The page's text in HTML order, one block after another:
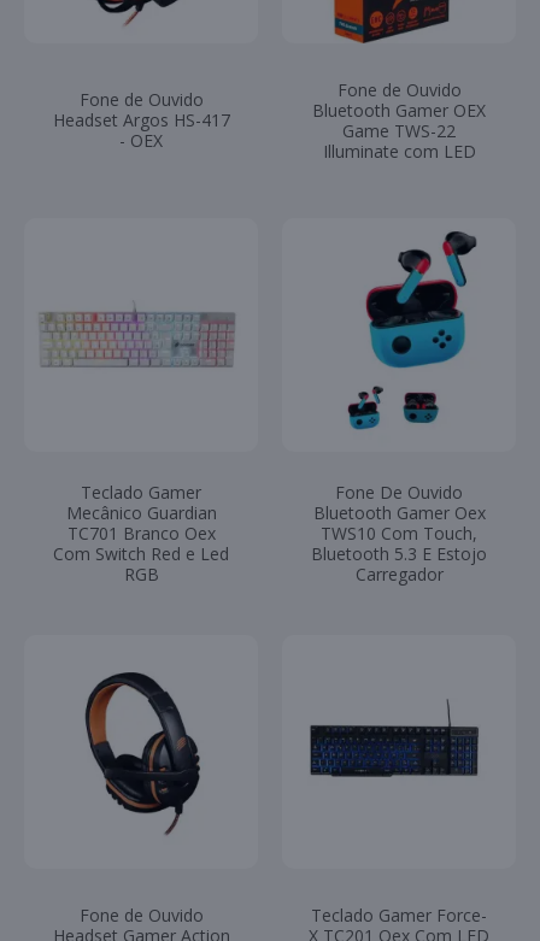
Fone de Ouvido
Headset Argos HS-417
- OEX
Fone de Ouvido
Bluetooth Gamer OEX
Game TWS-22
Illuminate com LED
Teclado Gamer
Mecânico Guardian
TC701 Branco Oex
Com Switch Red e Led
RGB
Fone De Ouvido
Bluetooth Gamer Oex
TWS10 Com Touch,
Bluetooth 5.3 E Estojo
Carregador
Fone de Ouvido
Headset Gamer Action
Teclado Gamer Force-
X TC201 Oex Com LED